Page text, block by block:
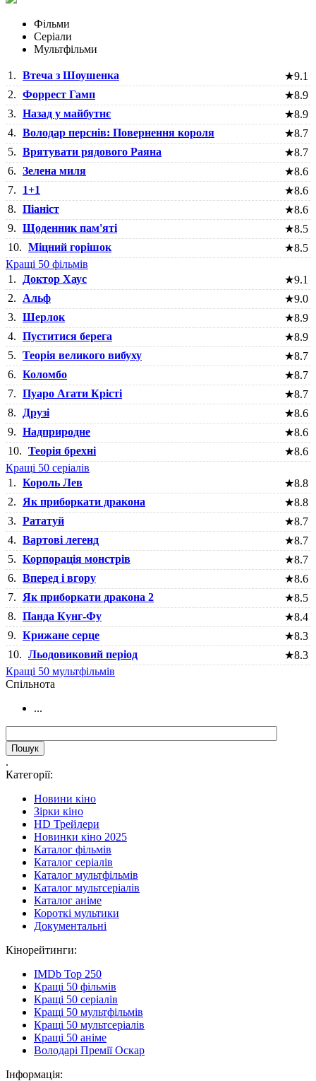
Фільми
Серіали
Мультфільми
1. Втеча з Шоушенка ★9.1
2. Форрест Гамп ★8.9
3. Назад у майбутнє ★8.9
4. Володар перснів: Повернення короля ★8.7
5. Врятувати рядового Раяна ★8.7
6. Зелена миля ★8.6
7.
1+1 ★8.6
8. Піаніст ★8.6
9. Щоденник пам'яті ★8.5
10. Міцний горішок ★8.5
Кращі 50 фільмів
1.
Доктор Хаус ★9.1
2.
Альф ★9.0
3. Шерлок ★8.9
4. Пуститися берега ★8.9
5. Теорія великого вибуху ★8.7
6. Коломбо ★8.7
7. Пуаро Агати Крісті ★8.7
8.
Друзі ★8.6
9. Надприродне ★8.6
10. Теорія брехні ★8.6
Кращі 50 серіалів
1. Король Лев ★8.8
2.
Як приборкати дракона ★8.8
3. Рататуй ★8.7
4. Вартові легенд ★8.7
5. Корпорація монстрів ★8.7
6. Вперед і вгору ★8.6
7.
Як приборкати дракона 2 ★8.5
8. Панда Кунг-Фу ★8.4
9. Крижане серце ★8.3
10. Льодовиковий період ★8.3
Кращі 50 мультфільмів
Cпільнота
...
.
Категорії:
Новини кіно
Зірки кіно
HD Трейлери
Новинки кіно 2025
Каталог фільмів
Каталог серіалів
Каталог мультфільмів
Каталог мультсеріалів
Каталог аніме
Короткі мультики
Документальні
Кінорейтинги:
IMDb Top 250
Кращі 50 фільмів
Кращі 50 серіалів
Кращі 50 мультфільмів
Кращі 50 мультсеріалів
Кращі 50 аніме
Володарі Премії Оскар
Інформація: